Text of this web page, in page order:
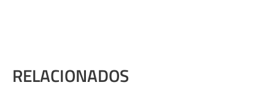
RELACIONADOS